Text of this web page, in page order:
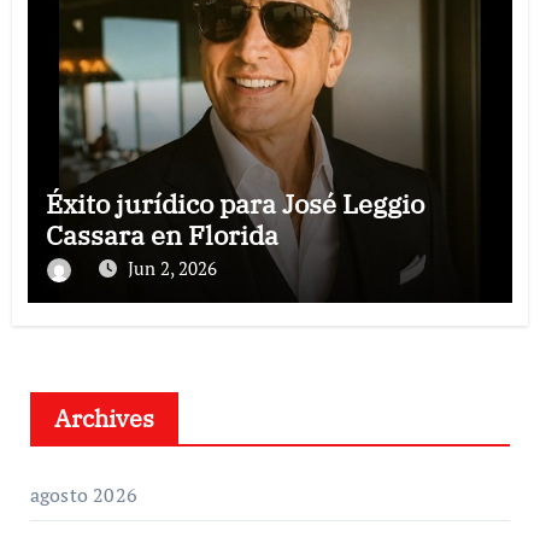
Éxito jurídico para José Leggio
Cassara en Florida
Jun 2, 2026
Archives
agosto 2026